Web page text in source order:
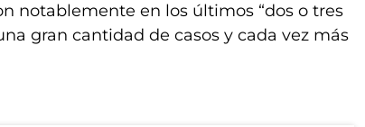
notablemente en los últimos “dos o tres
gran cantidad de casos y cada vez más